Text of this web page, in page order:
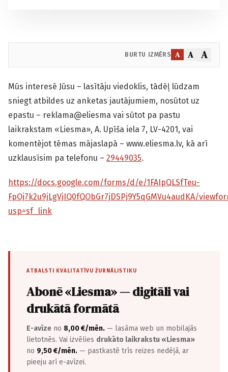
BURTU IZMĒRS A A A
Mūs interesē Jūsu – lasītāju viedoklis, tādēļ lūdzam
sniegt atbildes uz anketas jautājumiem, nosūtot uz
epastu – reklama@eliesma vai sūtot pa pastu
laikrakstam «Liesma», A. Upīša iela 7, LV-4201, vai
komentējot tēmas mājaslapā – www.eliesma.lv, kā arī
uzklausīsim pa telefonu – 29449035.
https://docs.google.com/forms/d/e/1FAIpQLSfTeu-
FpOj7k2u9jLgVjIQ0fQObGr7jDSPj9Y5qGMVu4audKA/
usp=sf_link
ATBALSTI KVALITATĪVU ŽURNĀLISTIKU
Abonē «Liesma» — digitāli vai
drukātā formātā
E-avīze no 8,00 €/mēn. — lasāma web un mobilajās
lietotnēs. Vai izvēlies drukāto laikrakstu «Liesma»
no 9,50 €/mēn. — pastkastē trīs reizes nedēļā, ar
pieeju arī e-avīzei.